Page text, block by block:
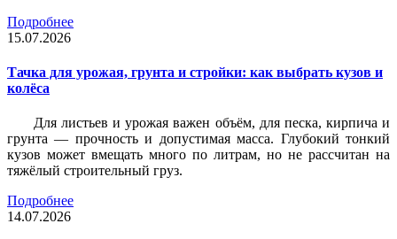
Подробнее
15.07.2026
Тачка для урожая, грунта и стройки: как выбрать кузов и
колёса
Для листьев и урожая важен объём, для песка, кирпича и
грунта — прочность и допустимая масса. Глубокий тонкий
кузов может вмещать много по литрам, но не рассчитан на
тяжёлый строительный груз.
Подробнее
14.07.2026